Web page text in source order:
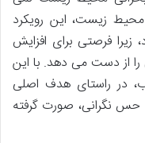
محیط زیست، این رویکرد
زیرا فرصتی برای افزایش
از دست می دهد. با این
در راستای هدف اصلی
حس نگرانی، صورت گرفته